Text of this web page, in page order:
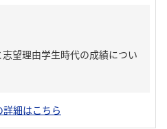
望理由学生時代の成績につい
細はこちら